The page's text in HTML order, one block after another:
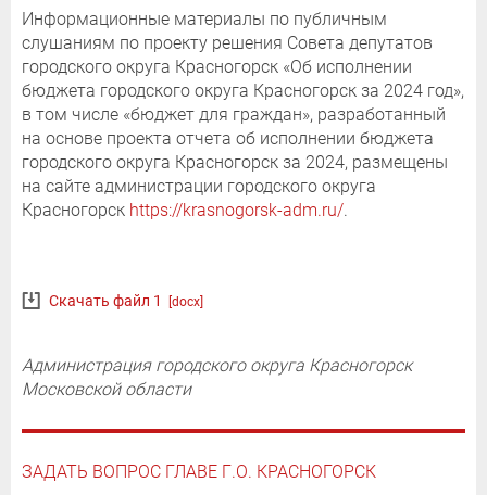
Информационные материалы по публичным
слушаниям по проекту решения Совета депутатов
городского округа Красногорск «Об исполнении
бюджета городского округа Красногорск за 2024 год»,
в том числе «бюджет для граждан», разработанный
на основе проекта отчета об исполнении бюджета
городского округа Красногорск за 2024, размещены
на сайте администрации городского округа
Красногорск https://krasnogorsk-adm.ru/.
Скачать файл 1 [docx]
Администрация городского округа Красногорск
Московской области
ЗАДАТЬ ВОПРОС ГЛАВЕ Г.О. КРАСНОГОРСК